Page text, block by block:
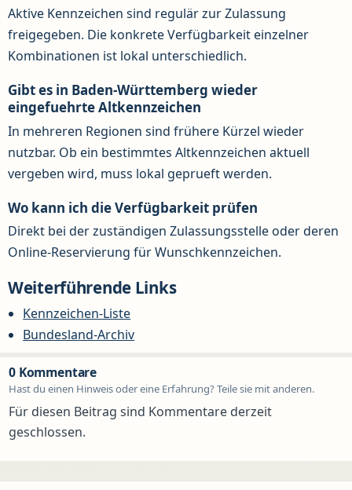
Aktive Kennzeichen sind regulär zur Zulassung
freigegeben. Die konkrete Verfügbarkeit einzelner
Kombinationen ist lokal unterschiedlich.
Gibt es in Baden-Württemberg wieder
eingefuehrte Altkennzeichen
In mehreren Regionen sind frühere Kürzel wieder
nutzbar. Ob ein bestimmtes Altkennzeichen aktuell
vergeben wird, muss lokal geprueft werden.
Wo kann ich die Verfügbarkeit prüfen
Direkt bei der zuständigen Zulassungsstelle oder deren
Online-Reservierung für Wunschkennzeichen.
Weiterführende Links
Kennzeichen-Liste
Bundesland-Archiv
0 Kommentare
Hast du einen Hinweis oder eine Erfahrung? Teile sie mit anderen.
Für diesen Beitrag sind Kommentare derzeit
geschlossen.